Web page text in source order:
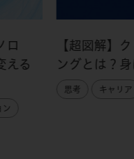
ロ
える
ン
【超図解】
ングとは？
思考 キャリア